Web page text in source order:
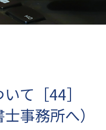
て［44］
事務所へ）